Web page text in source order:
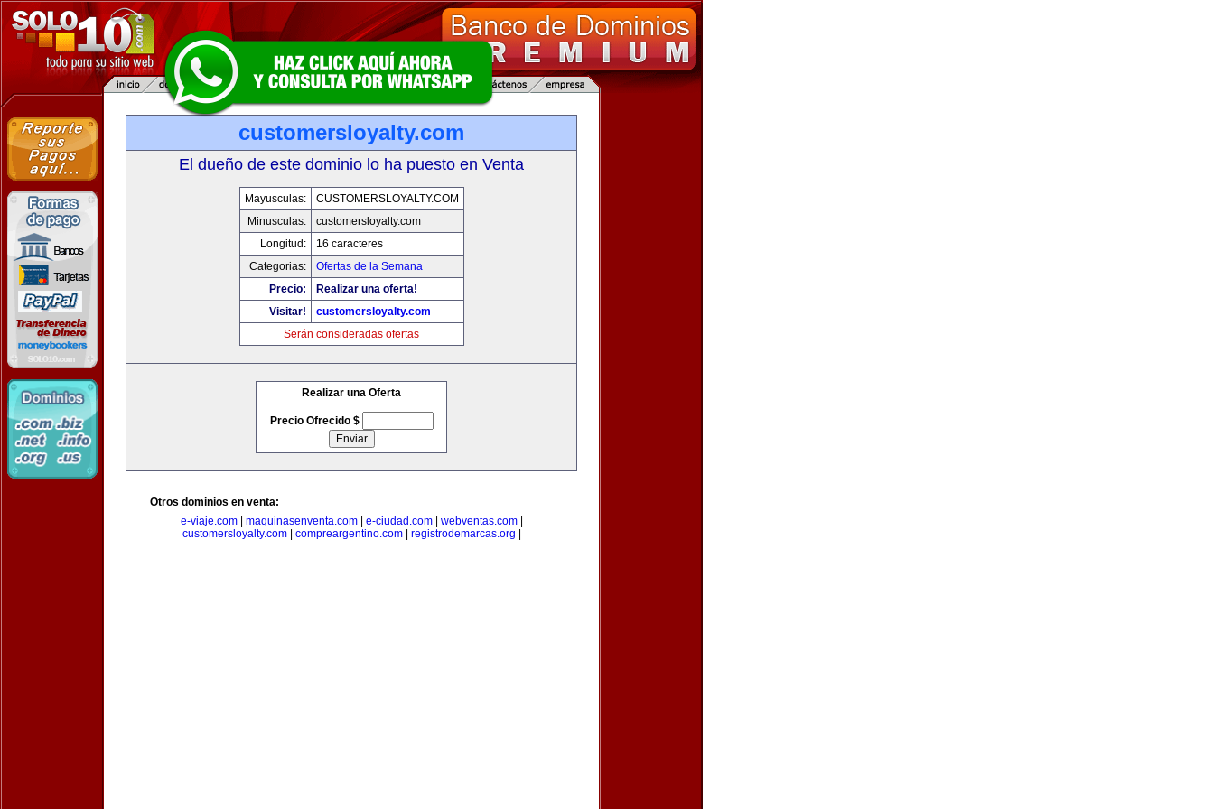
customersloyalty.com
El dueño de este dominio lo ha puesto en Venta
Mayusculas:
CUSTOMERSLOYALTY.COM
Minusculas:
customersloyalty.com
Longitud:
16 caracteres
Categorias:
Ofertas de la Semana
Precio:
Realizar una oferta!
Visitar!
customersloyalty.com
Serán consideradas ofertas
Realizar una Oferta
Precio Ofrecido $
Otros dominios en venta:
e-viaje.com| maquinasenventa.com| e-ciudad.com| webventas.com|
customersloyalty.com| compreargentino.com| registrodemarcas.org